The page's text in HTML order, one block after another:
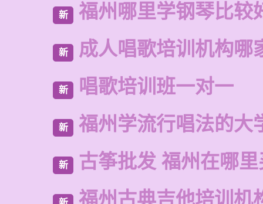
新 福州哪里学钢琴比较
新 成人唱歌培训机构哪
新 唱歌培训班一对一
新 福州学流行唱法的大
新 古筝批发 福州在哪
福州古典吉他培训机